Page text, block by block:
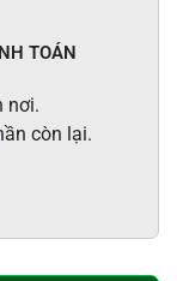
TOÁN
nơi.
còn lại.